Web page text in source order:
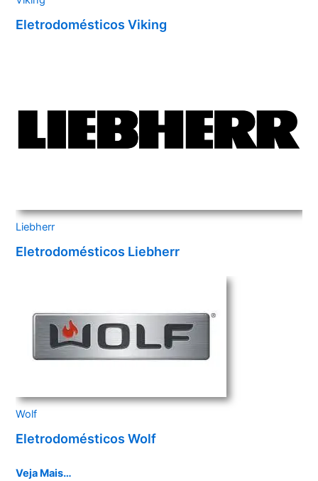
Eletrodomésticos Viking
Liebherr
Eletrodomésticos Liebherr
Wolf
Eletrodomésticos Wolf
Veja Mais…